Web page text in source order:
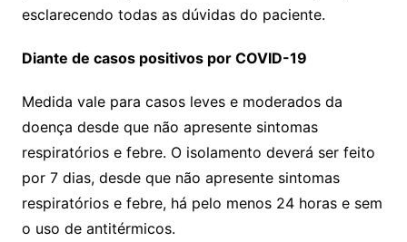
esclarecendo todas as dúvidas do paciente.
Diante de casos positivos por COVID-19
Medida vale para casos leves e moderados da
doença desde que não apresente sintomas
respiratórios e febre. O isolamento deverá ser feito
por 7 dias, desde que não apresente sintomas
respiratórios e febre, há pelo menos 24 horas e sem
o uso de antitérmicos.